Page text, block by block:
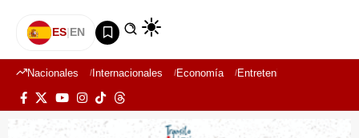
ES|EN
Nacionales Internacionales Economía Entretenimiento